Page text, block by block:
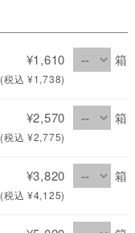
¥1,610
(税込 ¥1,738)
箱
¥2,570
(税込 ¥2,775)
箱
¥3,820
(税込 ¥4,125)
箱